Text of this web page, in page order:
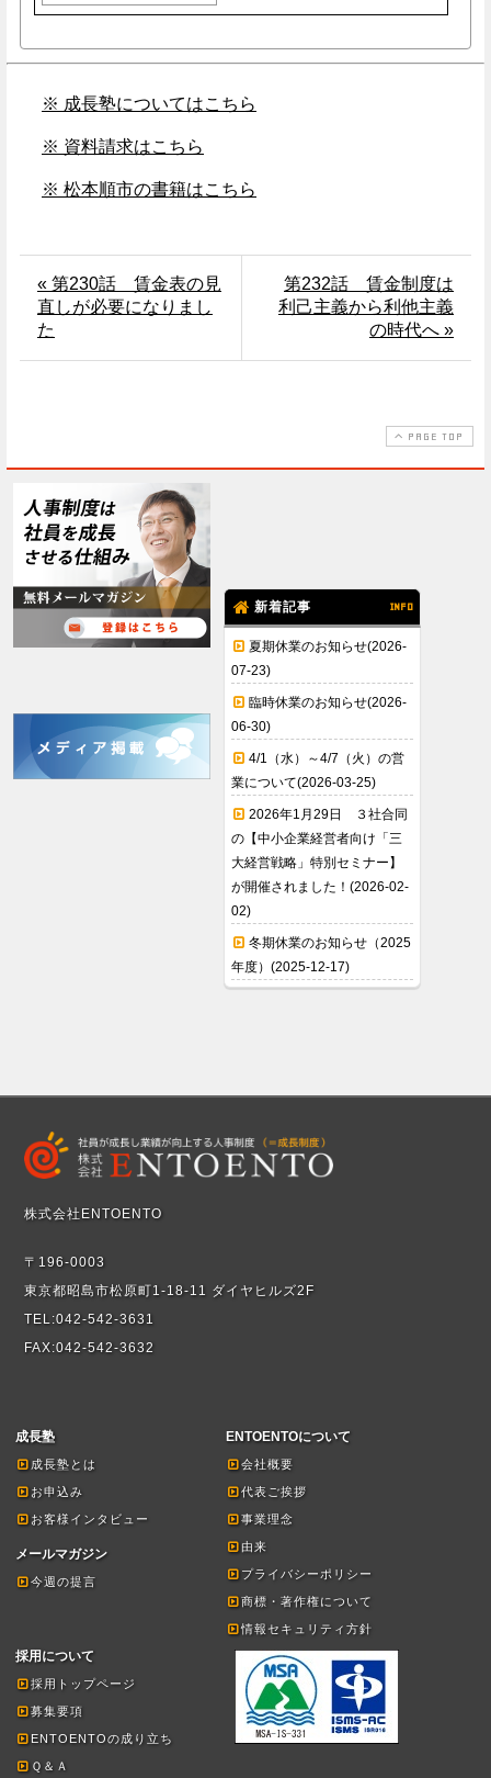
※ 成長塾についてはこちら
※ 資料請求はこちら
※ 松本順市の書籍はこちら
« 第230話 賃金表の見
直しが必要になりまし
た
第232話 賃金制度は
利己主義から利他主義
の時代へ »
PAGE TOP
新着記事 INFO
夏期休業のお知らせ(2026-
07-23)
臨時休業のお知らせ(2026-
06-30)
4/1（水）～4/7（火）の営
業について(2026-03-25)
2026年1月29日 ３社合同
の【中小企業経営者向け「三
大経営戦略」特別セミナー】
が開催されました！(2026-02-
02)
冬期休業のお知らせ（2025
年度）(2025-12-17)
株式会社ENTOENTO
〒196-0003
東京都昭島市松原町1-18-11 ダイヤヒルズ2F
TEL:042-542-3631
FAX:042-542-3632
成長塾
成長塾とは
お申込み
お客様インタビュー
メールマガジン
今週の提言
ENTOENTOについて
会社概要
代表ご挨拶
事業理念
由来
プライバシーポリシー
商標・著作権について
情報セキュリティ方針
採用について
採用トップページ
募集要項
ENTOENTOの成り立ち
Ｑ＆Ａ